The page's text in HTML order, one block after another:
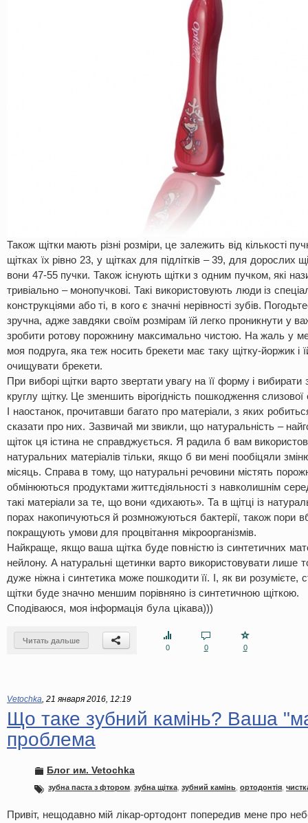
Також щітки мають різні розміри, це залежить від кількості
щітках їх рівно 23, у щітках для підлітків – 39, для дорослих
вони 47-55 пучки. Також існують щітки з одним пучком, які
тривіально – монопучкові. Такі використовують люди із
конструкціями або ті, в кого є значні нерівності зубів.
зручна, адже завдяки своїм розмірам їй легко проникнути у
зробити ротову порожнину максимально чистою. На жаль у
моя подруга, яка теж носить брекети має таку щітку-йоржик і
очищувати брекети.
При виборі щітки варто звертати увагу на її форму і вибирати
круглу щітку. Це зменшить вірогідність пошкодження
І наостанок, прочитавши багато про матеріали, з яких
сказати про них. Зазвичай ми звикли, що натуральність –
щіток ця істина не справджується. Я радила б вам
натуральних матеріалів тільки, якщо б ви мені пообіцяли
місяць. Справа в тому, що натуральні речовини містять
обмінюються продуктами життєдіяльності з навколишнім
такі матеріали за те, що вони «дихають». Та в щітці із
порах накопичуються й розмножуються бактерії, також пори
покращують умови для процвітання мікроорганізмів.
Найкраще, якщо ваша щітка буде повністю із синтетичних
нейлону. А натуральні щетинки варто використовувати лише
дуже ніжна і синтетика може пошкодити її. І, як ви розумієте,
щітки буде значно меншим порівняно із синтетичною щіткою.
Сподіваюся, моя інформація була цікава)))
Читать дальше
0
0 0
Vetochka, 21 января 2016, 12:19
Що таке зубний камінь? Ваша
проблема
Блог им. Vetochka
зубна паста з фтором зубна щітка зубний камінь ортодонтія
Привіт, нещодавно мій лікар-ортодонт попередив мене про